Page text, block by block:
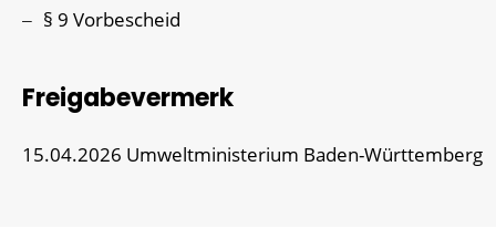
§ 9 Vorbescheid
Freigabevermerk
15.04.2026 Umweltministerium Baden-Württemberg